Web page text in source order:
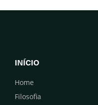
INÍCIO
Home
Filosofia